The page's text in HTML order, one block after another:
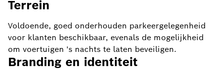
Terrein
Voldoende, goed onderhouden parkeergelegenheid
voor klanten beschikbaar, evenals de mogelijkheid
om voertuigen 's nachts te laten beveiligen.
Branding en identiteit